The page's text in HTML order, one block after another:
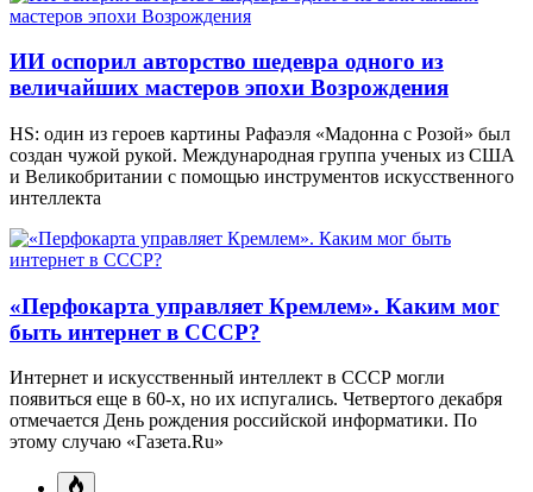
ИИ оспорил авторство шедевра одного из
величайших мастеров эпохи Возрождения
HS: один из героев картины Рафаэля «Мадонна с Розой» был
создан чужой рукой. Международная группа ученых из США
и Великобритании с помощью инструментов искусственного
интеллекта
«Перфокарта управляет Кремлем». Каким мог
быть интернет в СССР?
Интернет и искусственный интеллект в СССР могли
появиться еще в 60-х, но их испугались. Четвертого декабря
отмечается День рождения российской информатики. По
этому случаю «Газета.Ru»